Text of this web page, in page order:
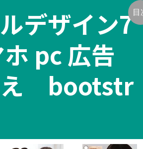
デザイン7
pc 広告
え bootstr
目